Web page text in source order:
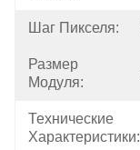
Шаг Пикселя:
Размер
Модуля:
Технические
Характеристики: